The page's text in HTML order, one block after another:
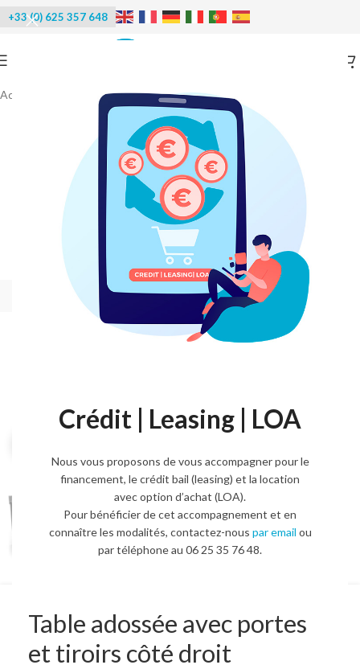
Crédit | Leasing | LOA
Nous vous proposons de vous accompagner pour le
financement, le crédit bail (leasing) et la location
avec option d’achat (LOA).
Pour bénéficier de cet accompagnement et en
connaître les modalités, contactez-nous par email ou
par téléphone au 06 25 35 76 48.
+33 (0) 625 357 648
Accueil Meubles inox/Meubles inox avec portes / tiroirs
Table adossée avec portes
et tiroirs côté droit